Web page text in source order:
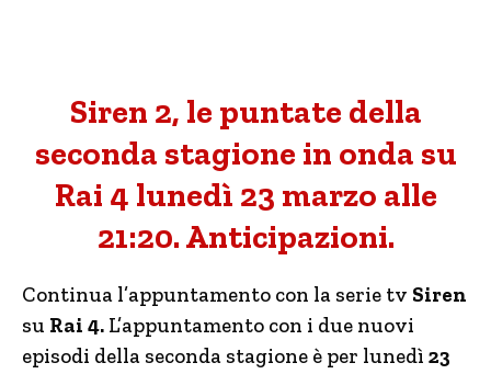
Siren 2, le puntate della
seconda stagione in onda su
Rai 4 lunedì 23 marzo alle
21:20. Anticipazioni.
Continua l’appuntamento con la serie tv Siren
su Rai 4. L’appuntamento con i due nuovi
episodi della seconda stagione è per lunedì 23